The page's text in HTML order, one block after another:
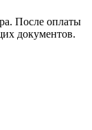
После оплаты
документов.